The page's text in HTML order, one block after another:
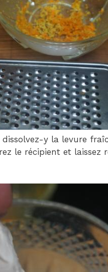
y la levure
le récipient et laissez